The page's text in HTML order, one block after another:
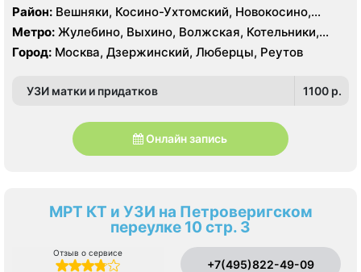
Район: Вешняки, Косино-Ухтомский, Новокосино,
Выхино-Жулебино, Кузьминки, Люблино, Некрасовка,
Печатники
Метро: Жулебино, Выхино, Волжская, Котельники,
Кузьминки, Нижегородская, Новогиреево, Печатники,
Рязанский проспект, Текстильщики, Косино,
Лухмановская, Окская, Улица Дмитриевского, Юго-
Восточная, Некрасовка
Город: Москва, Дзержинский, Люберцы, Реутов
УЗИ матки и придатков 1100 p.
Онлайн запись
МРТ КТ и УЗИ на Петроверигском
переулке 10 стр. 3
Отзыв о сервисе
+7(495)822-49-09